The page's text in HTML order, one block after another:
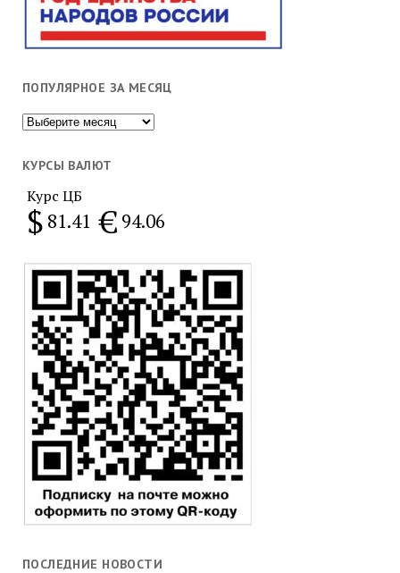
ПОПУЛЯРНОЕ ЗА МЕСЯЦ
Популярное
месяц
КУРСЫ ВАЛЮТ
Курс ЦБ
$ 81.41 € 94.06
ПОСЛЕДНИЕ НОВОСТИ